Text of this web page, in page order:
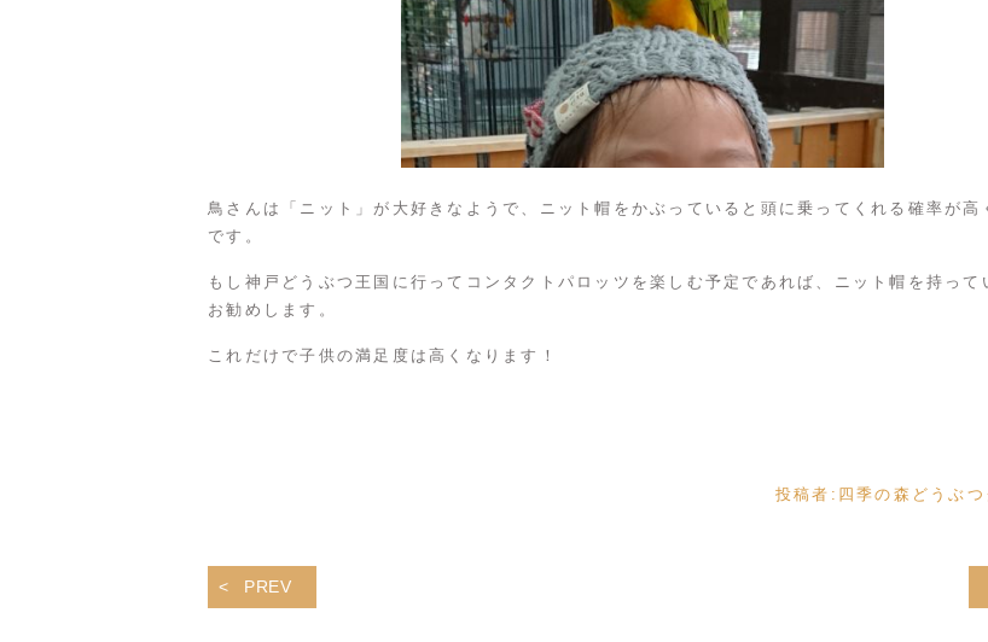
鳥さんは「ニット」が大好きなようで、ニット帽をかぶっていると頭に乗ってくれる確率が高
です。
もし神戸どうぶつ王国に行ってコンタクトパロッツを楽しむ予定であれば、ニット帽を持って
お勧めします。
これだけで子供の満足度は高くなります！
投稿者: 四季の森どうぶつ
PREV